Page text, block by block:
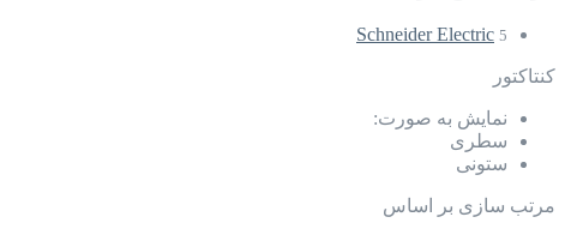
Schneider Electric 5
کنتاکتور
نمایش به صورت:
سطری
ستونی
مرتب سازی بر اساس